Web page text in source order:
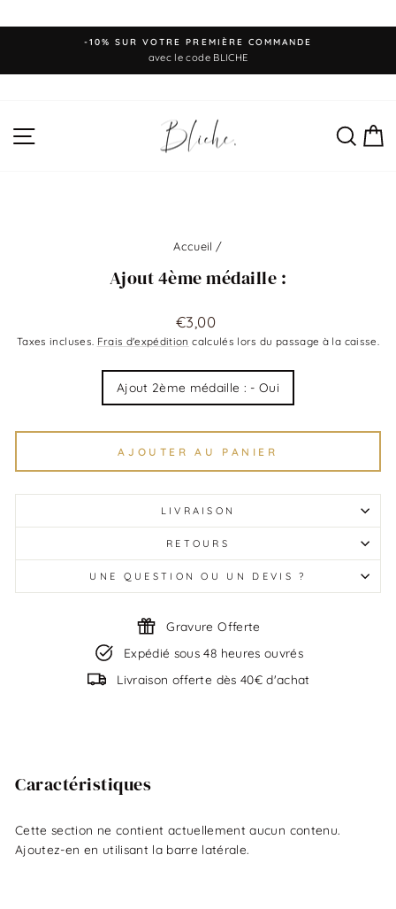
contenu
Diaporama
-10% SUR VOTRE PREMIÈRE COMMANDE
avec le code BLICHE
Accueil /
Ajout 4ème médaille :
Prix
régulier
€3,00
Taxes incluses. Frais d'expédition calculés lors du passage à la caisse.
Ajout 2ème médaille : - Oui
AJOUTER AU PANIER
LIVRAISON
RETOURS
UNE QUESTION OU UN DEVIS ?
Gravure Offerte
Expédié sous 48 heures ouvrés
Livraison offerte dès 40€ d'achat
Caractéristiques
Cette section ne contient actuellement aucun contenu.
Ajoutez-en en utilisant la barre latérale.